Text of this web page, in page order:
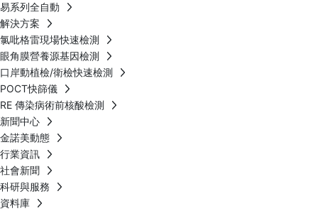
易系列全自動
解決方案
氯吡格雷現場快速檢測
眼角膜營養源基因檢測
口岸動植檢/衛檢快速檢測
POCT快篩儀
RE 傳染病術前核酸檢測
新聞中心
金諾美動態
行業資訊
社會新聞
科研與服務
資料庫